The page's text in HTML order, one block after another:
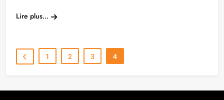
Lire plus...
1 2 3 4